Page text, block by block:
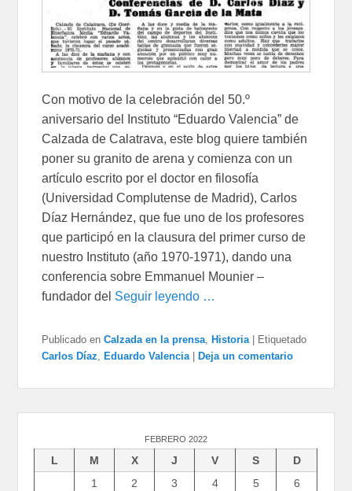
Con motivo de la celebración del 50.º
aniversario del Instituto “Eduardo Valencia” de
Calzada de Calatrava, este blog quiere también
poner su granito de arena y comienza con un
artículo escrito por el doctor en filosofía
(Universidad Complutense de Madrid), Carlos
Díaz Hernández, que fue uno de los profesores
que participó en la clausura del primer curso de
nuestro Instituto (año 1970-1971), dando una
conferencia sobre Emmanuel Mounier –
fundador del Seguir leyendo …
Publicado en Calzada en la prensa, Historia
Etiquetado
Carlos Díaz, Eduardo Valencia Deja un comentario
FEBRERO 2022
L M X J V S
D
1
2 3 4 5
6